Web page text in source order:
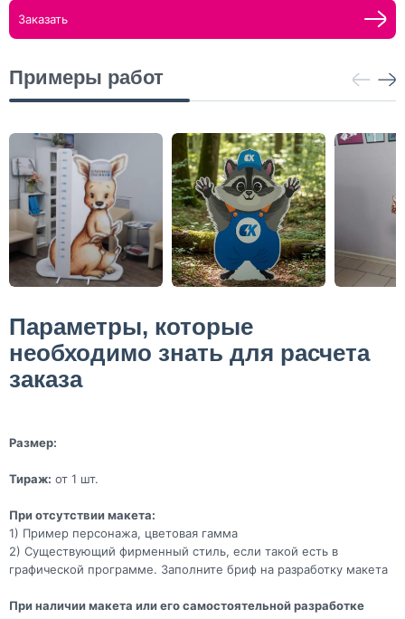
Заказать
Примеры работ
Параметры, которые
необходимо знать для расчета
заказа
Размер:
Тираж: от 1 шт.
При отсутствии макета:
1) Пример персонажа, цветовая гамма
2) Существующий фирменный стиль, если такой есть в
графической программе. Заполните бриф на разработку макета
При наличии макета или его самостоятельной разработке